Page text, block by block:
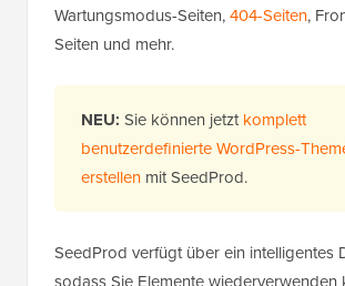
Wartungsmodus-Seiten,404-Seiten,
Seiten und mehr.
NEU: Sie können jetztkomplett
benutzerdefinierte WordPress-
erstellen mit SeedProd.
SeedProd verfügt über ein intelligentes
sodass Sie Elemente wiederverwenden